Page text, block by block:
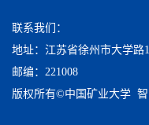
联系我们：
地址：江苏省徐州市大学
邮编：221008
版权所有©中国矿业大学